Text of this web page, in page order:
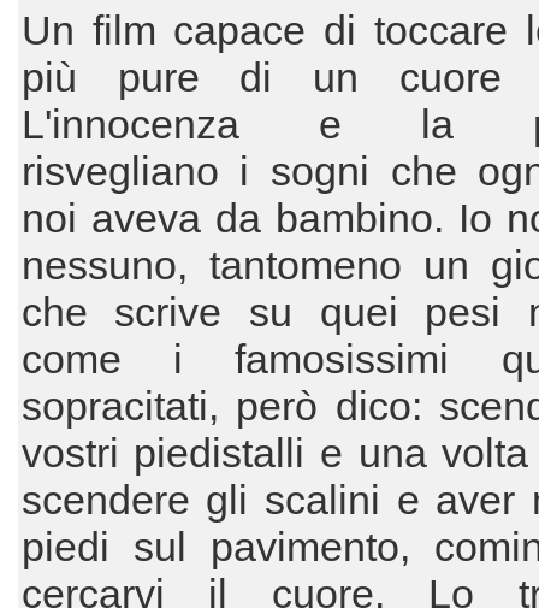
Un film capace di toccare
più pure di un cuore
L'innocenza e la
risvegliano i sogni che
noi aveva da bambino. Io
nessuno, tantomeno un
che scrive su quei pesi
come i famosissimi
sopracitati, però dico:
vostri piedistalli e una
scendere gli scalini e aver
piedi sul pavimento,
cercarvi il cuore. Lo